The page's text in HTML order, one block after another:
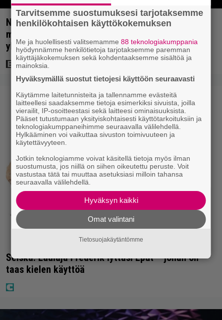
Nyt Netflixissä: Christopher Nolanin viiden tähden
mysteerileffa – ”Huikean hienosti kirjoitettu
yllätyskäänteiden sarja”
Seiska: Laulaja Frederik lyttäsi Eput – johan oli
taas kielen käyttöä
Tarvitsemme suostumuksesi tarjotaksemme
henkilökohtaisen käyttökokemuksen
Me ja huolellisesti valitsemamme88 teknologiakumppania
hyödynnämme henkilötietoja tarjotaksemme paremman
käyttäjäkokemuksen sekä kohdentaaksemme sisältöä ja
mainoksia.
Hyväksymällä suostut tietojesi käyttöön seuraavasti
Käytämme laitetunnisteita ja tallennamme evästeitä
laitteellesi saadaksemme tietoja esimerkiksi sivuista, joilla
vierailit, IP-osoitteestasi sekä laitteesi ominaisuuksista.
Pääset tutustumaan yksityiskohtaisesti käyttötarkoituksiin ja
teknologiakumppaneihimme seuraavalla välilehdellä.
Hylkääminen voi vaikuttaa sivuston toimivuuteen ja
käytettävyyteen.
Jotkin teknologiamme voivat käsitellä tietoja myös ilman
suostumusta, jos niillä on siihen oikeutettu peruste. Voit
vastustaa tätä tai muuttaa asetuksiasi milloin tahansa
seuraavalla välilehdellä.
Hyväksyn kaikki
Omat valintani
Tietosuojakäytäntömme